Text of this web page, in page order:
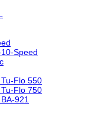
Speed
Flo 550
Flo 750
921